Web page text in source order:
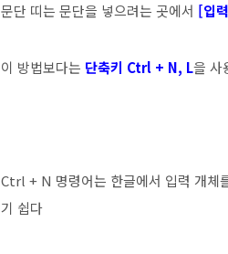
문단 띠는 문단을 넣으려는 곳에서 [입
이 방법보다는 단축키 Ctrl + N, L을 사
Ctrl + N 명령어는 한글에서 입력 개체
기 쉽다